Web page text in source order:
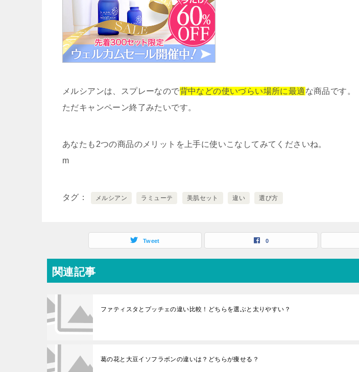
メルシアンは、スプレーなので背中などの使いづらい場所に最適な商品です。
ただキャンペーン終了みたいです。
あなたも2つの商品のメリットを上手に使いこなしてみてくださいね。
m
タグ メルシアン ラミューテ 美肌セット 違い 選び方
Tweet 0
関連記事
ファティスタとプッチェの違い比較！どちらを選ぶと太りやすい？
葛の花と大豆イソフラボンの違いは？どちらが痩せる？